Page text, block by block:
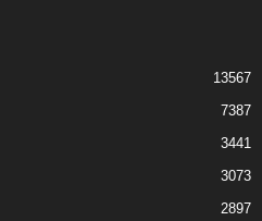
13567
7387
3441
3073
2897